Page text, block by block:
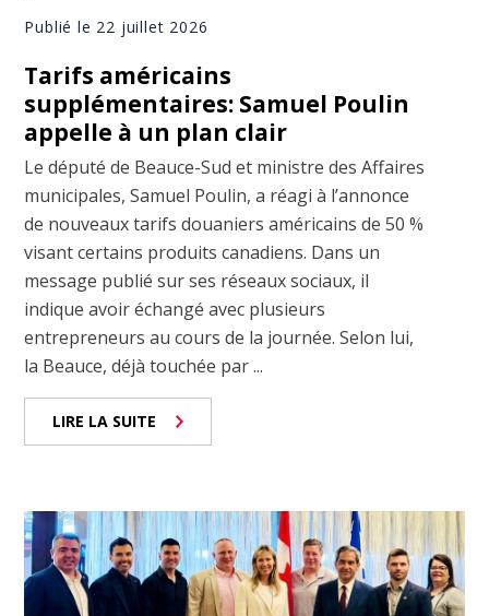
Publié le 22 juillet 2026
Tarifs américains
supplémentaires: Samuel Poulin
appelle à un plan clair
Le député de Beauce-Sud et ministre des Affaires
municipales, Samuel Poulin, a réagi à l’annonce
de nouveaux tarifs douaniers américains de 50 %
visant certains produits canadiens. Dans un
message publié sur ses réseaux sociaux, il
indique avoir échangé avec plusieurs
entrepreneurs au cours de la journée. Selon lui,
la Beauce, déjà touchée par ...
LIRE LA SUITE